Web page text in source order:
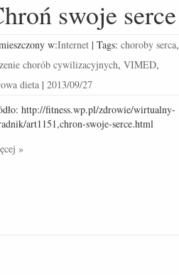
swoje serce
w:Internet | Tags: choroby serca,
chorób cywilizacyjnych, VIMED,
dieta | 2013/09/27
http://fitness.wp.pl/zdrowie/wirtualny-
art1151,chron-swoje-serce.html
»